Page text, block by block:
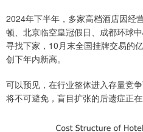
2024年下半年，多家高档酒店因
顿、北京临空皇冠假日、成都环球
寻找下家，10月末全国挂牌交易的
创下年内新高。
可以预见，在行业整体进入存量竞
将不可避免，盲目扩张的后遗症正在